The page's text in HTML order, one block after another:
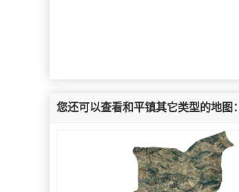
您还可以查看和平镇其它类型的地图：